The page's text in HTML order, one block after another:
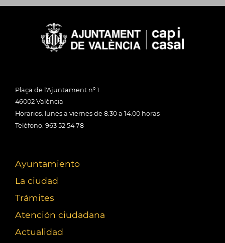
Plaça de l'Ajuntament nº 1
46002 València
Horarios: lunes a viernes de 8:30 a 14:00 horas
Teléfono: 963 52 54 78
Ayuntamiento
La ciudad
Trámites
Atención ciudadana
Actualidad